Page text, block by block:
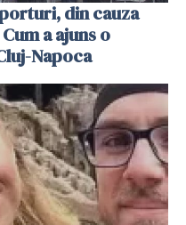
din cauza
a ajuns o
Napoca